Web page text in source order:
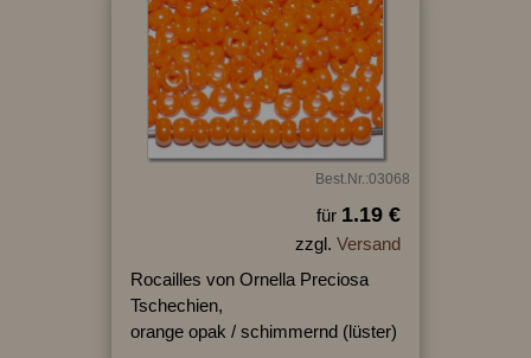
Best.Nr.:03068
für 1.19 €
zzgl. Versand
Rocailles von Ornella Preciosa
Tschechien,
orange opak / schimmernd (lüster)